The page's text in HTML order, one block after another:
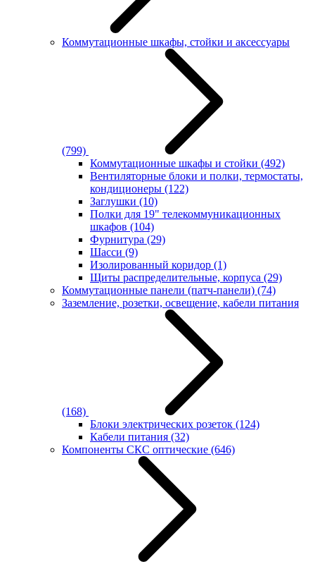
Коммутационные шкафы, стойки и аксессуары
(799)
Коммутационные шкафы и стойки (492)
Вентиляторные блоки и полки, термостаты,
кондиционеры (122)
Заглушки (10)
Полки для 19" телекоммуникационных
шкафов (104)
Фурнитура (29)
Шасси (9)
Изолированный коридор (1)
Щиты распределительные, корпуса (29)
Коммутационные панели (патч-панели) (74)
Заземление, розетки, освещение, кабели питания
(168)
Блоки электрических розеток (124)
Кабели питания (32)
Компоненты СКС оптические (646)